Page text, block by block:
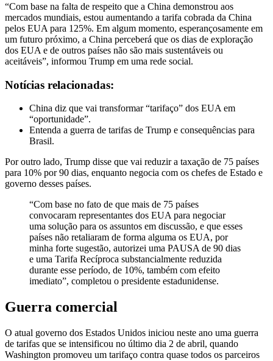
“Com base na falta de respeito que a China demonstrou aos
mercados mundiais, estou aumentando a tarifa cobrada da China
pelos EUA para 125%. Em algum momento, esperançosamente em
um futuro próximo, a China perceberá que os dias de exploração
dos EUA e de outros países não são mais sustentáveis ​​ou
aceitáveis”, informou Trump em uma rede social.
Notícias relacionadas:
China diz que vai transformar “tarifaço” dos EUA em
“oportunidade”.
Entenda a guerra de tarifas de Trump e consequências para
Brasil.
Por outro lado, Trump disse que vai reduzir a taxação de 75 países
para 10% por 90 dias, enquanto negocia com os chefes de Estado e
governo desses países.
“Com base no fato de que mais de 75 países
convocaram representantes dos EUA para negociar
uma solução para os assuntos em discussão, e que esses
países não retaliaram de forma alguma os EUA, por
minha forte sugestão, autorizei uma PAUSA de 90 dias
e uma Tarifa Recíproca substancialmente reduzida
durante esse período, de 10%, também com efeito
imediato”, completou o presidente estadunidense.
Guerra comercial
O atual governo dos Estados Unidos iniciou neste ano uma guerra
de tarifas que se intensificou no último dia 2 de abril, quando
Washington promoveu um tarifaço contra quase todos os parceiros